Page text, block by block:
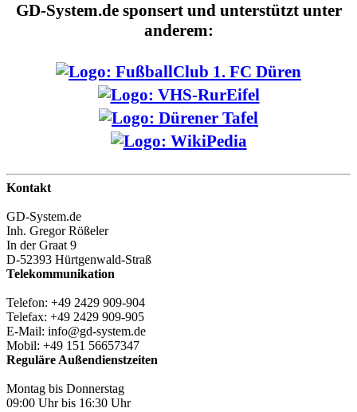
GD-System.de sponsert und unterstützt unter
anderem:
Kontakt
GD-System.de
Inh. Gregor Rößeler
In der Graat 9
D-52393 Hürtgenwald-Straß
Telekommunikation
Telefon: +49 2429 909-904
Telefax: +49 2429 909-905
E-Mail: info@gd-system.de
Mobil: +49 151 56657347
Reguläre Außendienstzeiten
Montag bis Donnerstag
09:00 Uhr bis 16:30 Uhr